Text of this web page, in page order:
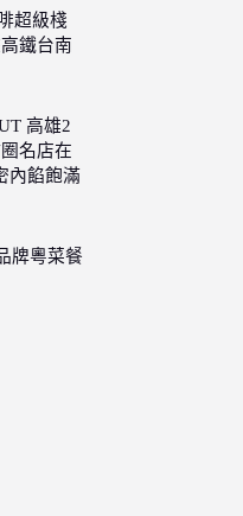
超級棧
鐵台南
高雄2
名店在
內餡飽滿
牌粵菜餐